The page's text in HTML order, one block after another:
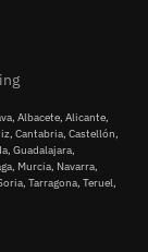
Albacete, Alicante,
Cantabria, Castellón,
Guadalajara,
Murcia, Navarra,
Tarragona, Teruel,